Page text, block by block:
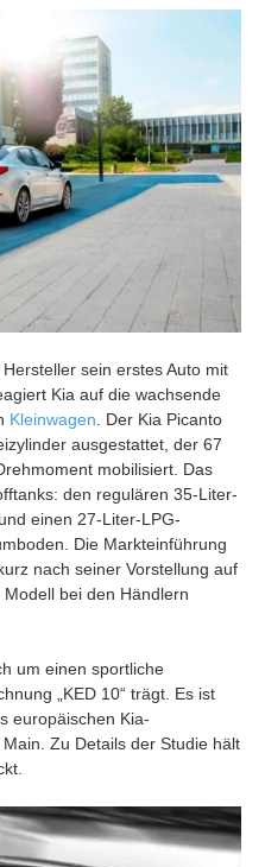
sein erstes Auto mit
Kia auf die wachsende
Kleinwagen . Der Kia Picanto
ausgestattet, der 67
mobilisiert. Das
den regulären 35-Liter-
einen 27-Liter-LPG-
Die Markteinführung
nach seiner Vorstellung auf
bei den Händlern
um einen sportliche
„KED 10“ trägt. Es ist
europäischen Kia-
Zu Details der Studie hält